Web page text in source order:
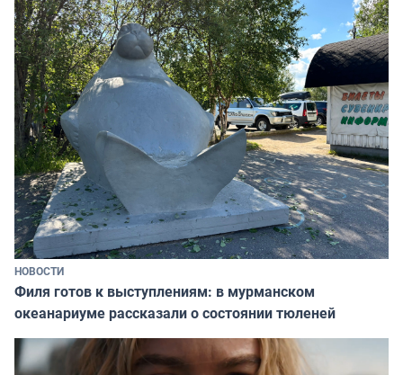
НОВОСТИ
Филя готов к выступлениям: в мурманском
океанариуме рассказали о состоянии тюленей